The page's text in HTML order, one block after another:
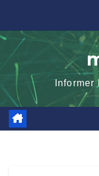
content
Informer